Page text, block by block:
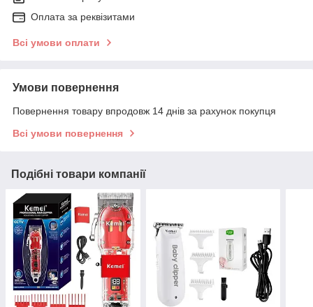
Оплата за реквізитами
Всі умови оплати
Умови повернення
Повернення товару впродовж 14 днів за рахунок покупця
Всі умови повернення
Подібні товари компанії